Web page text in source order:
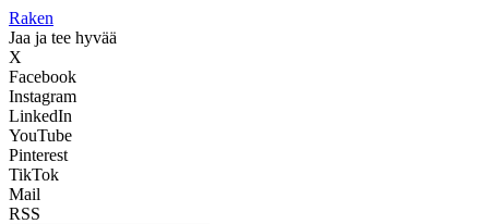
Raken
Jaa ja tee hyvää
X
Facebook
Instagram
LinkedIn
YouTube
Pinterest
TikTok
Mail
RSS